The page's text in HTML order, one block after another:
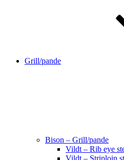
Grill/pande
Bison – Grill/pande
Vildt – Rib eye
Vildt – Striploin